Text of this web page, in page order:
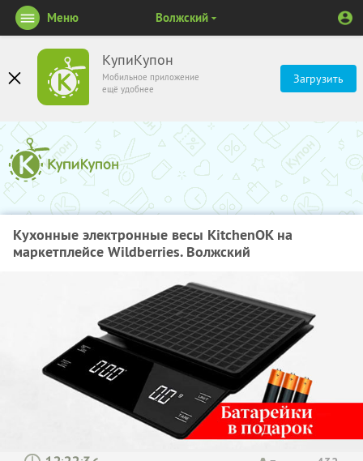
КупиКупон
Мобильное приложение
ещё удобнее
Загрузить
Меню Волжский
Кухонные электронные весы KitchenOK на
маркетплейсе Wildberries. Волжский